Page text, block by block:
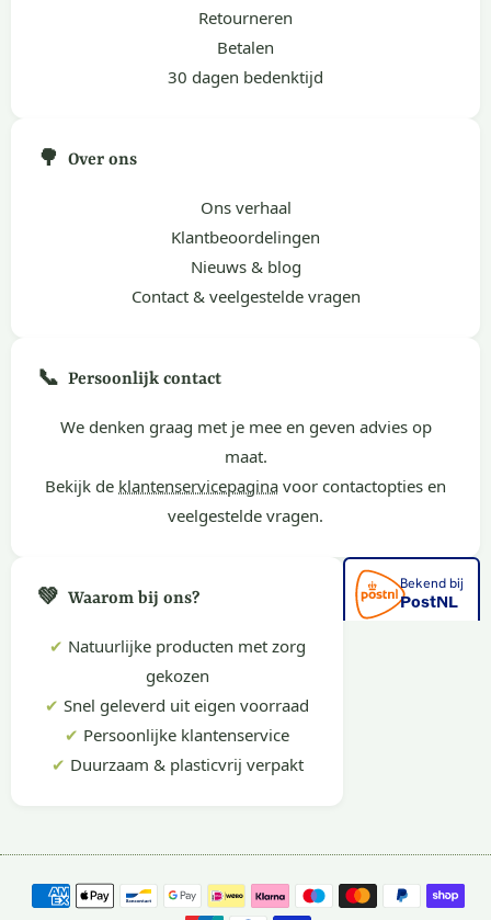
Retourneren
Betalen
30 dagen bedenktijd
🌳 Over ons
Ons verhaal
Klantbeoordelingen
Nieuws & blog
Contact & veelgestelde vragen
📞 Persoonlijk contact
We denken graag met je mee en geven advies op
maat.
Bekijk de klantenservicepagina voor contactopties en
veelgestelde vragen.
💚 Waarom bij ons?
✔ Natuurlijke producten met zorg
gekozen
✔ Snel geleverd uit eigen voorraad
✔ Persoonlijke klantenservice
✔ Duurzaam & plasticvrij verpakt